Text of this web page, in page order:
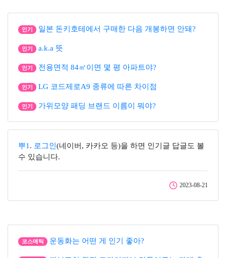
인기 일본 돈키호테에서 구매한 다음 개봉하면 안돼?
인기 a.k.a 뜻
인기 전용면적 84㎡이면 몇 평 아파트야?
인기 LG 코드제로A9 종류에 따른 차이점
인기 가위모양 패딩 브랜드 이름이 뭐야?
뿌1 . 로그인 (네이버, 카카오 등)을 하면 인기글 답글도 볼
수 있습니다.
2023-08-21
코스메틱 운동화는 어떤 게 인기 좋아?